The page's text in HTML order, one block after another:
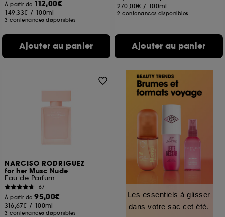
À partir de 112,00€
149,33€ / 100ml
3 contenances disponibles
Ajouter au panier
270,00€ / 100ml
2 contenances disponibles
Ajouter au panier
NARCISO RODRIGUEZ
for her Musc Nude
Eau de Parfum
67
À partir de95,00€
316,67€ / 100ml
3 contenances disponibles
Les essentiels à glisser
dans votre sac cet été.